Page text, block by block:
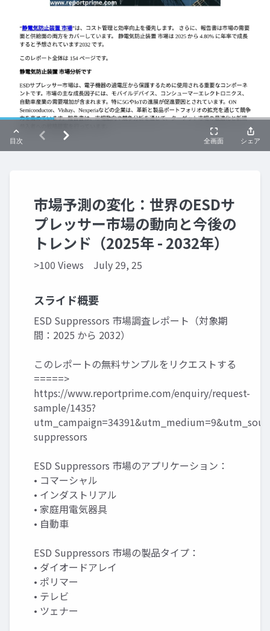
市場予測の変化：世界のESDサ
プレッサー市場の動向と今後の
トレンド（2025年 - 2032年）
>100 Views July 29, 25
スライド概要
ESD Suppressors 市場調査レポート（対象期
間：2025 から 2032）
このレポートの無料サンプルをリクエストする
=====>
https://www.reportprime.com/enquiry/request-
sample/1435?
suppressors
ESD Suppressors 市場のアプリケーション：
• コマーシャル
• インダストリアル
• 家庭用電気器具
• 自動車
ESD Suppressors 市場の製品タイプ：
• ダイオードアレイ
• ポリマー
• テレビ
• ツェナー